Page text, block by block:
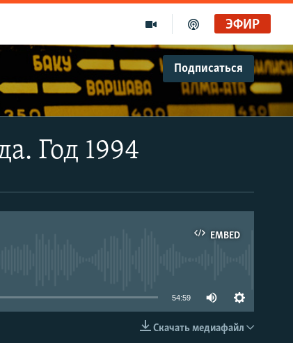
ЭФИР
Подписаться
Год 1994
EMBED
EMBED
54:59
Скачать медиафайл